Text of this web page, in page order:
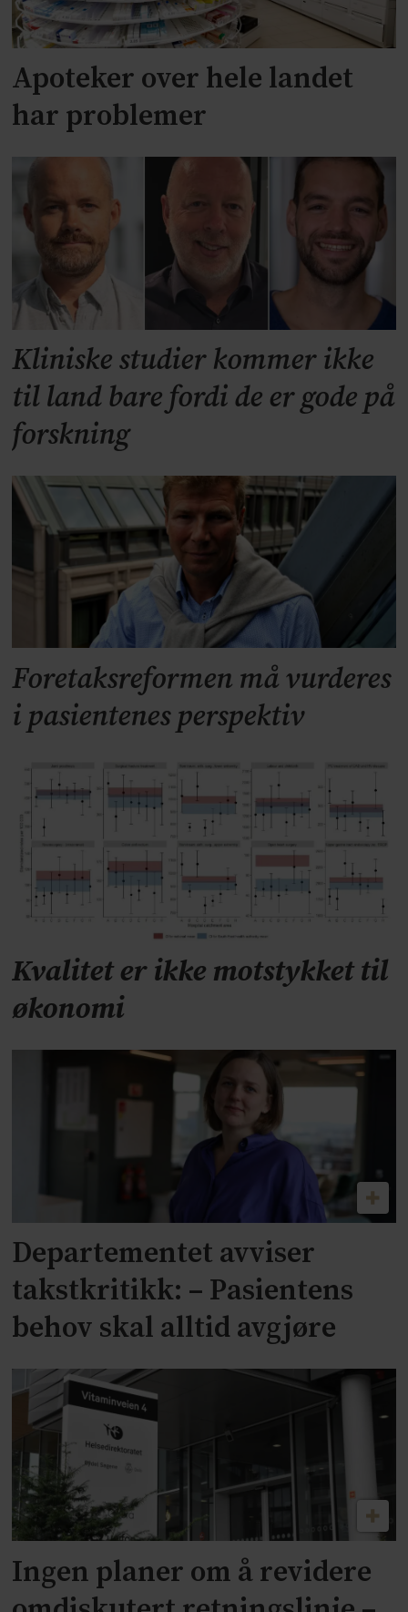
Apoteker over hele landet
har problemer
Kliniske studier kommer ikke
til land bare fordi de er gode på
forskning
Foretaksreformen må vurderes
i pasientenes perspektiv
Kvalitet er ikke motstykket til
økonomi
Departementet avviser
takstkritikk: – Pasientens
behov skal alltid avgjøre
Ingen planer om å revidere